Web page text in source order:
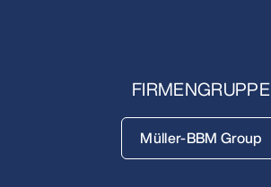
FIRMENGRUPPE
Müller-BBM Group